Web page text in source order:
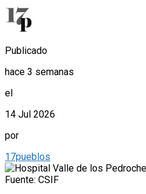
Publicado
hace 3 semanas
el
14 Jul 2026
por
17pueblos
Fuente: CSIF